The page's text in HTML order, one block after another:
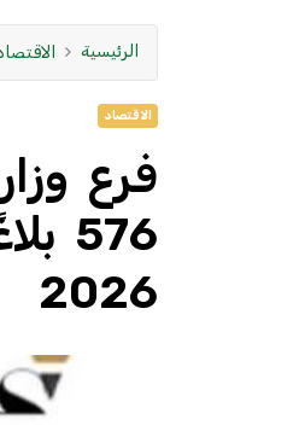
الرئيسية
الاقتصاد
فرع
2026